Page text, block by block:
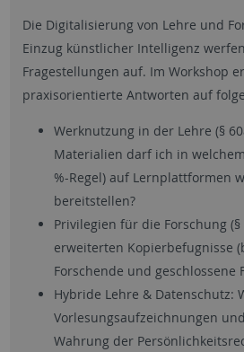
Die Digitalisierung von Lehre und
Einzug künstlicher Intelligenz
Fragestellungen auf. Im Workshop
praxisorientierte Antworten auf
Werknutzung in der Lehre (§
Materialien darf ich in
%-Regel) auf Lernplattformen
bereitstellen?
Privilegien für die Forschung (§
erweiterten Kopierbefugnisse
Forschende und geschlossene
Hybride Lehre & Datenschutz:
Vorlesungsaufzeichnungen
Wahrung der